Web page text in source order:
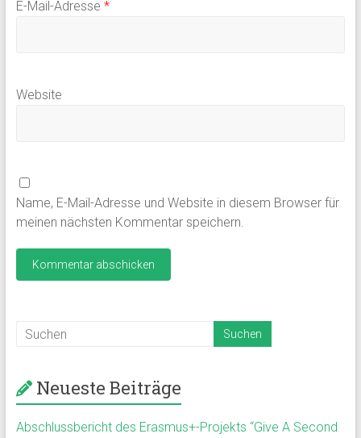
E-Mail-Adresse *
Website
Name, E-Mail-Adresse und Website in diesem Browser für
meinen nächsten Kommentar speichern.
Neueste Beiträge
Abschlussbericht des Erasmus+-Projekts “Give A Second